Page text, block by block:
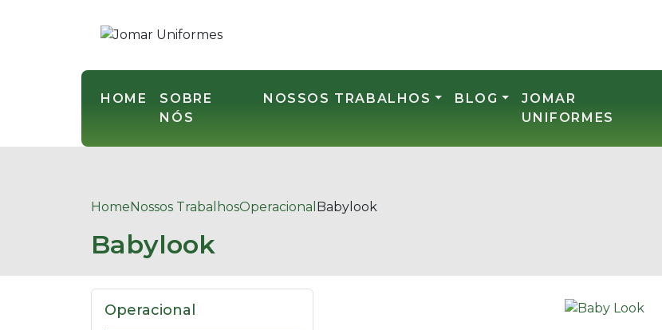
HOME
SOBRE
NÓS
NOSSOS TRABALHOS BLOG
JOMAR
UNIFORMES
HomeNossos TrabalhosOperacional Babylook
Babylook
Operacional